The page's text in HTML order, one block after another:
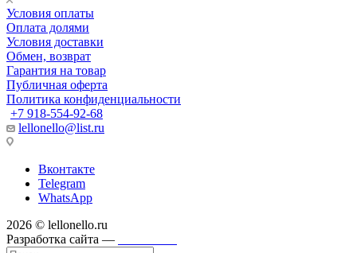
Условия оплаты
Оплата долями
Условия доставки
Обмен, возврат
Гарантия на товар
Публичная оферта
Политика конфиденциальности
+7 918-554-92-68
lellonello@list.ru
Вконтакте
Telegram
WhatsApp
2026 © lellonello.ru
Разработка сайта —